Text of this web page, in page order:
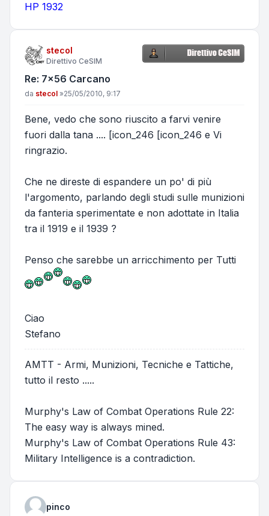
HP 1932
stecol
Direttivo CeSIM
Re: 7x56 Carcano
Messaggio
da stecol »25/05/2010, 9:17
Bene, vedo che sono riuscito a farvi venire
fuori dalla tana .... [icon_246 [icon_246 e Vi
ringrazio.
Che ne direste di espandere un po' di più
l'argomento, parlando degli studi sulle munizioni
da fanteria sperimentate e non adottate in Italia
tra il 1919 e il 1939 ?
Penso che sarebbe un arricchimento per Tutti
Ciao
Stefano
AMTT - Armi, Munizioni, Tecniche e Tattiche,
tutto il resto .....
Murphy's Law of Combat Operations Rule 22:
The easy way is always mined.
Murphy's Law of Combat Operations Rule 43:
Military Intelligence is a contradiction.
pinco